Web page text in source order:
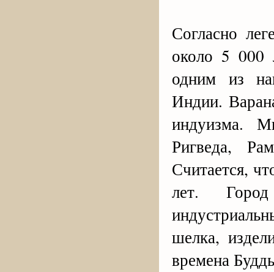
Согласно
около 5 000
одним из
Индии.
индуизма.
Ригведа,
Считается,
лет.
шелка,
времена